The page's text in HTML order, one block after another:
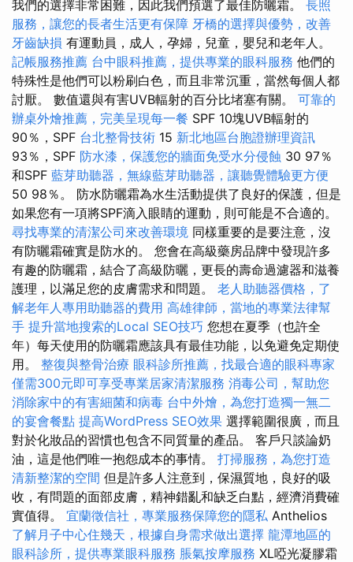
我們的選擇非常困難，因此我們預選了最佳防曬霜。 長照
服務，讓您的長者生活更有保障 牙橋的選擇與優勢，改善
牙齒缺損 有運動員，成人，孕婦，兒童，嬰兒和老年人。
記帳服務推薦 台中眼科推薦，提供專業的眼科服務 他們的
特殊性是他們可以粉刷白色，而且非常沉重，當然每個人都
討厭。 數值還與有害UVB輻射的百分比堵塞有關。 可靠的
辦桌外燴推薦，完美呈現每一餐 SPF 10塊UVB輻射的
90％，SPF 台北整骨技術 15 新北地區台胞證辦理資訊
93％，SPF 防水漆，保護您的牆面免受水分侵蝕 30 97％
和SPF 藍芽助聽器，無線藍芽助聽器，讓聽覺體驗更方便
50 98％。 防水防曬霜為水生活動提供了良好的保護，但是
如果您有一項將SPF滴入眼睛的運動，則可能是不合適的。
尋找專業的清潔公司來改善環境 同樣重要的是要注意，沒
有防曬霜確實是防水的。 您會在高級藥房品牌中發現許多
有趣的防曬霜，結合了高級防曬，更長的壽命過濾器和滋養
護理，以滿足您的皮膚需求和問題。 老人助聽器價格，了
解老年人專用助聽器的費用 高雄律師，當地的專業法律幫
手 提升當地搜索的Local SEO技巧 您想在夏季（也許全
年）每天使用的防曬霜應該具有最佳功能，以免避免定期使
用。 整復與整骨治療 眼科診所推薦，找最合適的眼科專家
僅需300元即可享受專業居家清潔服務 消毒公司，幫助您
消除家中的有害細菌和病毒 台中外燴，為您打造獨一無二
的宴會餐點 提高WordPress SEO效果 選擇範圍很廣，而且
對於化妝品的習慣也包含不同質量的產品。 客戶只談論奶
油，這是他們唯一抱怨成本的事情。 打掃服務，為您打造
清新整潔的空間 但是許多人注意到，保濕質地，良好的吸
收，有問題的面部皮膚，精神錯亂和缺乏白點，經濟消費確
實值得。 宜蘭徵信社，專業服務保障您的隱私 Anthelios
了解月子中心住幾天，根據自身需求做出選擇 龍潭地區的
眼科診所，提供專業眼科服務 脹氣按摩服務 XL啞光凝膠霜